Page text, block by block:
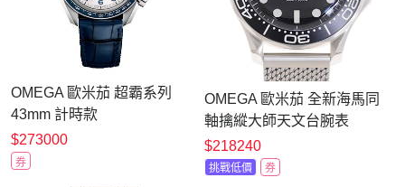
OMEGA 歐米茄 超霸系列
43mm 計時款
329.33.43.51.02.001
$273000
券
OMEGA 歐米茄 全新海馬同
軸擒縱大師天文台腕表
(210.30.42.20.01.010)x42mm
$218240
挑戰低價 券